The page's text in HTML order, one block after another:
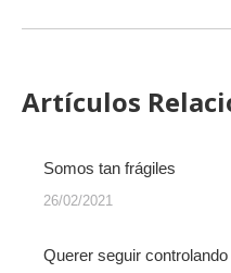
Artículos
Somos tan frágiles
26/02/2021
Querer seguir